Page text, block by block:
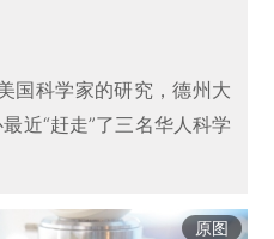
国科学家的研究，德州大
近“赶走”了三名华人科学
原图